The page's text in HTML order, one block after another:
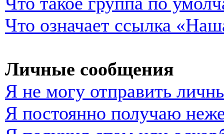
Что означает ссылка
Личные сообщения
Я не могу отправить
Я постоянно получаю